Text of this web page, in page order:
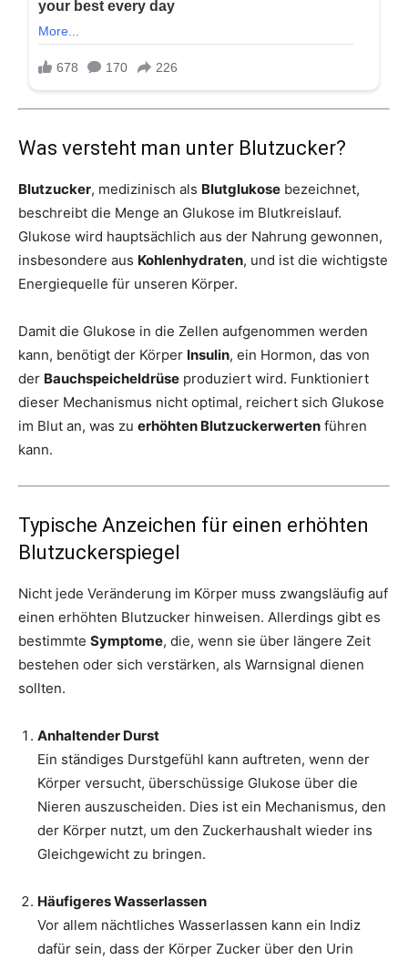
Was versteht man unter Blutzucker?
Blutzucker, medizinisch als Blutglukose bezeichnet,
beschreibt die Menge an Glukose im Blutkreislauf.
Glukose wird hauptsächlich aus der Nahrung gewonnen,
insbesondere aus Kohlenhydraten, und ist die wichtigste
Energiequelle für unseren Körper.
Damit die Glukose in die Zellen aufgenommen werden
kann, benötigt der Körper Insulin, ein Hormon, das von
der Bauchspeicheldrüse produziert wird. Funktioniert
dieser Mechanismus nicht optimal, reichert sich Glukose
im Blut an, was zu erhöhten Blutzuckerwerten führen
kann.
Typische Anzeichen für einen erhöhten
Blutzuckerspiegel
Nicht jede Veränderung im Körper muss zwangsläufig auf
einen erhöhten Blutzucker hinweisen. Allerdings gibt es
bestimmte Symptome, die, wenn sie über längere Zeit
bestehen oder sich verstärken, als Warnsignal dienen
sollten.
Anhaltender Durst
Ein ständiges Durstgefühl kann auftreten, wenn der
Körper versucht, überschüssige Glukose über die
Nieren auszuscheiden. Dies ist ein Mechanismus, den
der Körper nutzt, um den Zuckerhaushalt wieder ins
Gleichgewicht zu bringen.
Häufigeres Wasserlassen
Vor allem nächtliches Wasserlassen kann ein Indiz
dafür sein, dass der Körper Zucker über den Urin